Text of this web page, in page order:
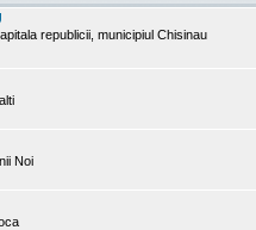
republicii, municipiul Chisinau
Noi